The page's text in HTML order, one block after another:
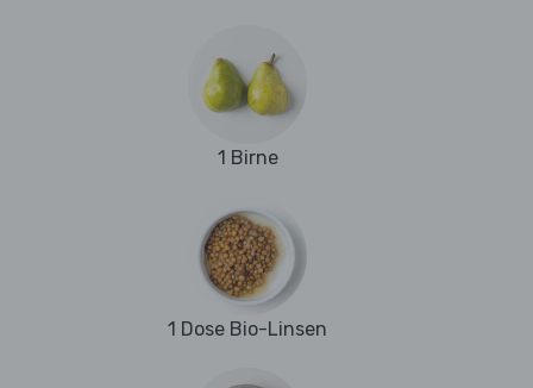
1 Birne
1 Dose Bio-Linsen